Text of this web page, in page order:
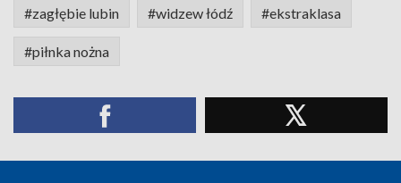
#zagłębie lubin #widzew łódź #ekstraklasa
#piłnka nożna